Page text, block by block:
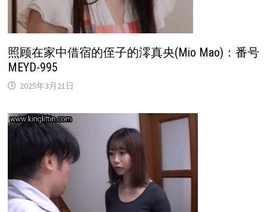
照顾在家中借宿的侄子的澪真央(Mio Mao)：番号
MEYD-995
2025年3月21日